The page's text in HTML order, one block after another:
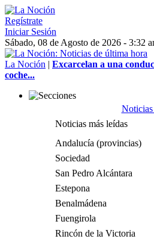
Regístrate
Iniciar Sesión
Sábado, 08 de Agosto de 2026 - 3:32
La Noción | Excarcelan a una
coche...
Noticias
Noticias más leídas
Andalucía (provincias)
Sociedad
San Pedro Alcántara
Estepona
Benalmádena
Fuengirola
Rincón de la Victoria